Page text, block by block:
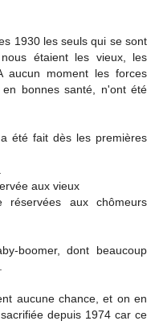
1930 les seuls qui se sont
étaient les vieux, les
aucun moment les forces
bonnes santé, n'ont été
été fait dès les premières
aux vieux
réservées aux chômeurs
boomer, dont beaucoup
aucune chance, et on en
depuis 1974 car ce